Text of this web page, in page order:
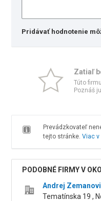
Pridávať hodnotenie
Zatiaľ
Túto
Poznáš
Prevádzkovateľ
tejto stránke. Viac v
PODOBNÉ FIRMY V
Andrej
Tematínska 19 ,